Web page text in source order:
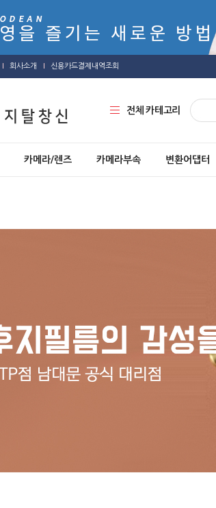
회사소개 신용카드결제내역조회
전체 카테고리
카메라/렌즈 카메라부속 변환어댑터